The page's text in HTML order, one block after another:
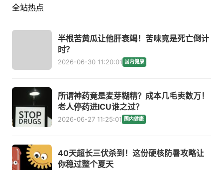
全站热点
半根苦黄瓜让他肝衰竭！苦味竟是死亡倒计
时？
2026-06-30 11:20:01 国内健康
所谓神药竟是麦芽糊精？成本几毛卖数万！
老人停药进ICU谁之过？
2026-06-27 11:25:01 国内健康
40天超长三伏杀到！这份硬核防暑攻略让
你稳过整个夏天